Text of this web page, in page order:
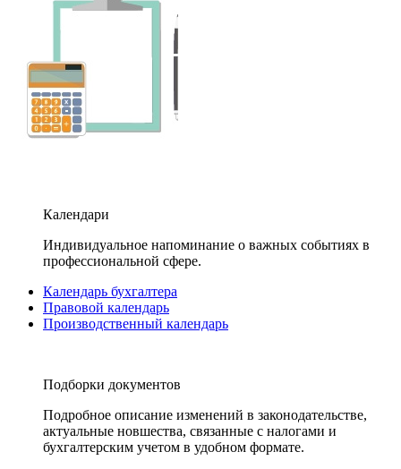
Календари
Индивидуальное напоминание о важных событиях в
профессиональной сфере.
Календарь бухгалтера
Правовой календарь
Производственный календарь
Подборки документов
Подробное описание изменений в законодательстве,
актуальные новшества, связанные с налогами и
бухгалтерским учетом в удобном формате.